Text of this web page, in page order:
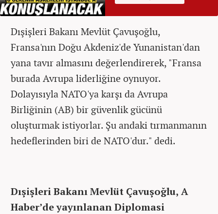
Dışişleri Bakanı Mevlüt Çavuşoğlu,
Fransa'nın Doğu Akdeniz'de Yunanistan'dan
yana tavır almasını değerlendirerek, "Fransa
burada Avrupa liderliğine oynuyor.
Dolayısıyla NATO'ya karşı da Avrupa
Birliğinin (AB) bir güvenlik gücünü
oluşturmak istiyorlar. Şu andaki tırmanmanın
hedeflerinden biri de NATO'dur." dedi.
Dışişleri Bakanı Mevlüt Çavuşoğlu, A
Haber’de yayınlanan Diplomasi